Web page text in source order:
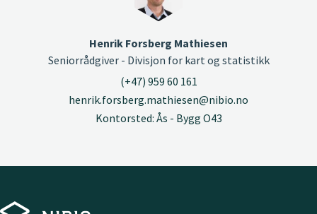
Henrik Forsberg Mathiesen
Seniorrådgiver - Divisjon for kart og statistikk
(+47) 959 60 161
henrik.forsberg.mathiesen@nibio.no
Kontorsted: Ås - Bygg O43